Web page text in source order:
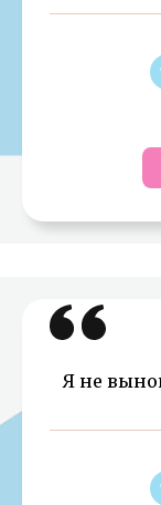
Я не